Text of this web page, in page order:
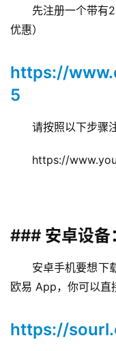
先注册一个带有
优惠）
https://
5
请按照以下步骤
https://
### 安卓设备
安卓手机要想下
欧易 App，你可以直
https://